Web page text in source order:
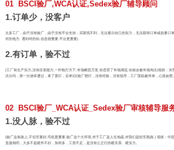
01 BSCI验厂,WCA认证,Sedex验厂辅导顾问
1.订单少，没客户
太多工厂，由于没有验厂，由于没有平台支持，买家找不到，无法展示自己的实力，无法获得订单或批量订
对的地方, 遇到对的你,信息很重要,平台更重要)
2.有订单，验不过
(工厂有生产实力,没有应变能力,一杆枪打天下,市场瞬息万变,你违背了市场潮流,你就会被市场淘汰)现状：
沃尔玛，第一次侥幸通过，拿了黄灯，后来2次验厂橙灯，没有经验，没有指导，工厂面临被停单，心急如焚。
02 BSCI验厂_WCA认证_Sedex验厂审核辅导服
1.没人脉，验不过
(验厂这条路上,不但车要好,司机更重要,验厂这个大环境,对于工厂是人生地疏,对我们是轻车熟路.) 现状：中
直接倒闭，大多不是硬件不好，加班多，工资不足，是没有公正行的硬关系、硬实力。